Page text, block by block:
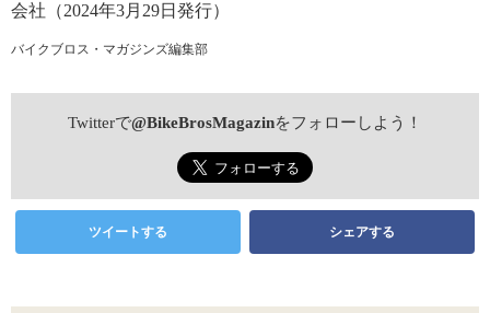
会社（2024年3月29日発行）
バイクブロス・マガジンズ編集部
Twitterで@BikeBrosMagazinをフォローしよう！
ツイートする シェアする